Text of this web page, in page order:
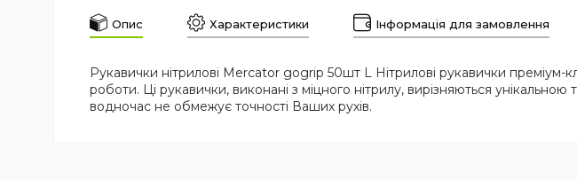
Опис Характеристики Інформація для замовлення
Рукавички нітрилові Mercator gogrip 50шт L Нітрилові рукавички
роботи. Ці рукавички, виконані з міцного нітрилу, вирізняються
водночас не обмежує точності Ваших рухів.